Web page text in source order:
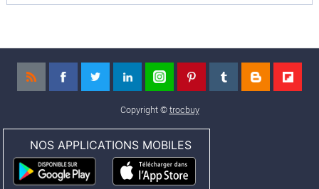
Copyright ©trocbuy
NOS APPLICATIONS MOBILES